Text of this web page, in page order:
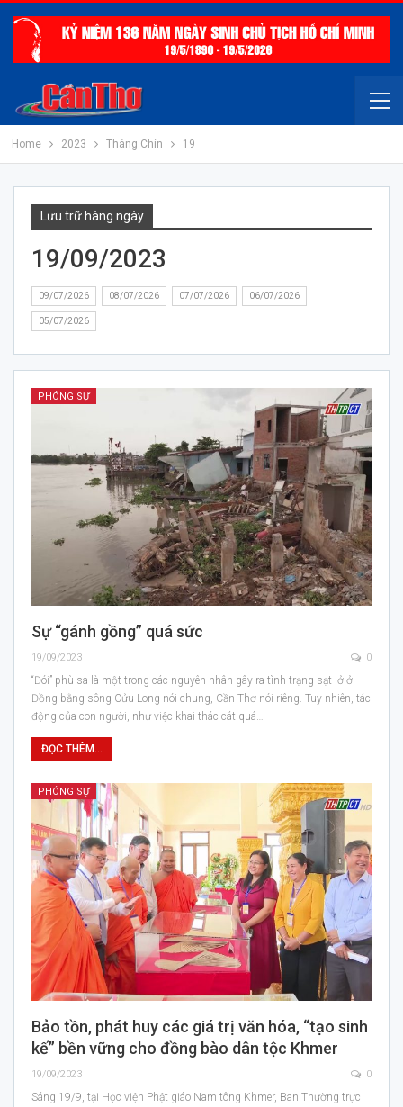
Home 2023 Tháng Chín 19
Lưu trữ hàng ngày
19/09/2023
09/07/2026 08/07/2026 07/07/2026 06/07/2026
05/07/2026
PHÓNG SỰ
Sự “gánh gồng” quá sức
19/09/2023 0
“Đói” phù sa là một trong các nguyên nhân gây ra tình trạng sạt lở ở
Đồng bằng sông Cửu Long nói chung, Cần Thơ nói riêng. Tuy nhiên, tác
động của con người, như việc khai thác cát quá…
ĐỌC THÊM...
PHÓNG SỰ
Bảo tồn, phát huy các giá trị văn hóa, “tạo sinh
kế” bền vững cho đồng bào dân tộc Khmer
19/09/2023 0
Sáng 19/9, tại Học viện Phật giáo Nam tông Khmer, Ban Thường trực